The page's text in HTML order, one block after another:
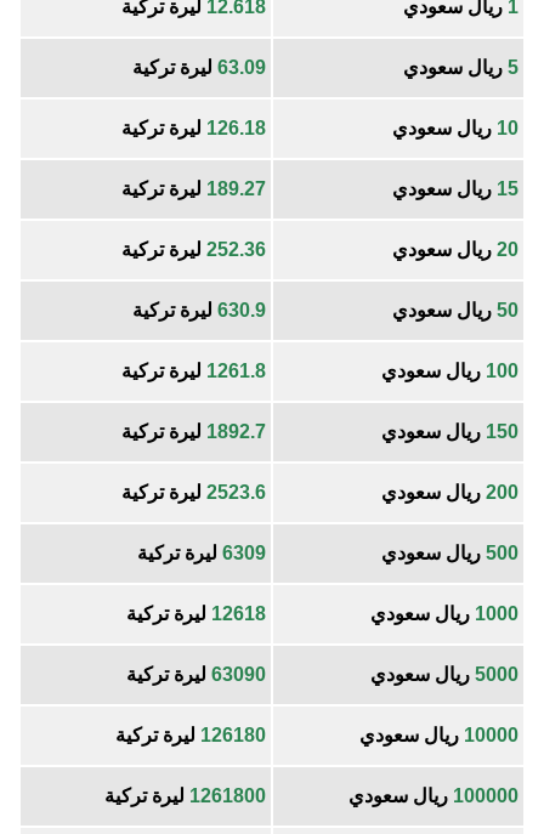
1 ريال سعودي 12.618 ليرة تركية
5 ريال سعودي 63.09 ليرة تركية
10 ريال سعودي 126.18 ليرة تركية
15 ريال سعودي 189.27 ليرة تركية
20 ريال سعودي 252.36 ليرة تركية
50 ريال سعودي 630.9 ليرة تركية
100 ريال سعودي 1261.8 ليرة تركية
150 ريال سعودي 1892.7 ليرة تركية
200 ريال سعودي 2523.6 ليرة تركية
500 ريال سعودي 6309 ليرة تركية
1000 ريال سعودي 12618 ليرة تركية
5000 ريال سعودي 63090 ليرة تركية
10000 ريال سعودي 126180 ليرة تركية
100000 ريال سعودي 1261800 ليرة تركية